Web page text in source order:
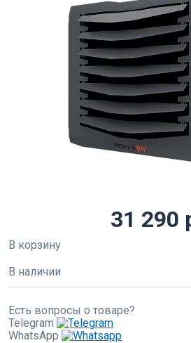
31 290
В корзину
В наличии
Есть вопросы о товаре?
Telegram
WhatsApp